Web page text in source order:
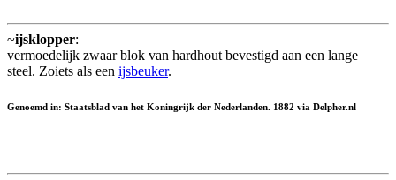
~ijsklopper:
vermoedelijk zwaar blok van hardhout bevestigd aan een lange
steel. Zoiets als een ijsbeuker.
Genoemd in: Staatsblad van het Koningrijk der Nederlanden. 1882 via Delpher.nl